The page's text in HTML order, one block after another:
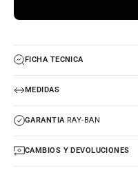
FICHA TECNICA
MEDIDAS
GARANTIARAY-BAN
CAMBIOS Y DEVOLUCIONES